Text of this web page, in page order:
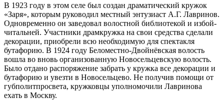
В 1923 году в этом селе был создан драматический кружок
«Заря», которым руководил местный энтузиаст А.Г. Лавринов.
Одновременно он заведовал волостной библиотекой и избой-
читальней. Участники драмкружка на свои средства сделали
декорации, приобрели всю необходимую для спектакля
бутафорию. В 1924 году Беломестно-Двойнёвская волость
вошла во вновь организованную Новосельцевскую волость.
Было отдано распоряжение забрать у кружка все декорации и
бутафорию и увезти в Новосельцево. Не получив помощи от
губполитпросвета, кружковцы уполномочили Лавринова
ехать в Москву.